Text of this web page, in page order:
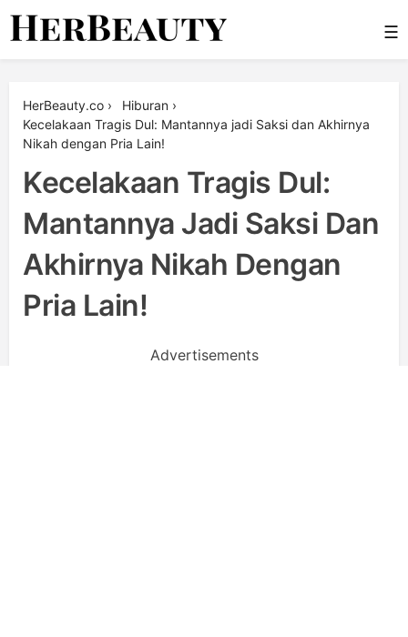
Skip
☰
HerBeauty.co › Hiburan ›
Kecelakaan Tragis Dul: Mantannya jadi Saksi dan Akhirnya
Nikah dengan Pria Lain!
Kecelakaan Tragis Dul:
Mantannya Jadi Saksi Dan
Akhirnya Nikah Dengan
Pria Lain!
Advertisements